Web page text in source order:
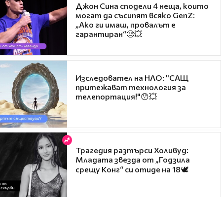
Джон Сина сподели 4 неща, които
могат да съсипят всяко GenZ:
„Ако ги имаш, провалът е
гарантиран“🧐💥
Изследовател на НЛО: "САЩ
притежават технология за
телепортация!"😯💥
Трагедия разтърси Холивуд:
Младата звезда от „Годзила
срещу Конг“ си отиде на 18🕊️